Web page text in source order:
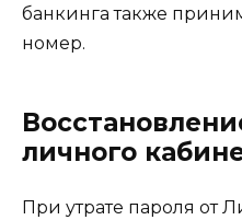
банкинга также
номер.
личного
При утрате пароля от